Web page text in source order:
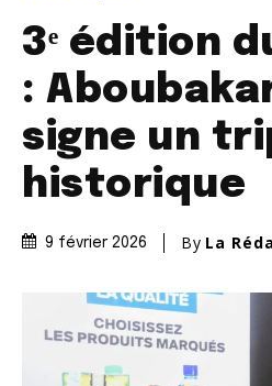
3ᵉ édition
:
signe un
historique
9 février 2026 By La